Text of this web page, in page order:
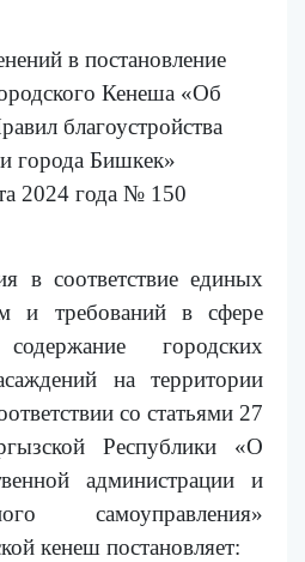
в постановление
Кенеша «Об
благоустройства
города Бишкек»
2024 года № 150
в соответствие единых
и требований в сфере
содержание городских
на территории
со статьями 27
Республики «О
администрации и
самоуправления»
кенеш постановляет: